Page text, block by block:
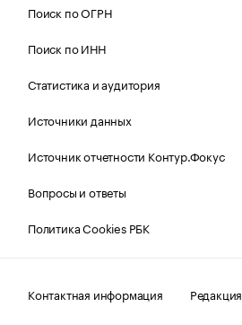
Поиск по ОГРН
Поиск по ИНН
Статистика и аудитория
Источники данных
Источник отчетности Контур.Фокус
Вопросы и ответы
Политика Cookies РБК
Контактная информация
Редакция